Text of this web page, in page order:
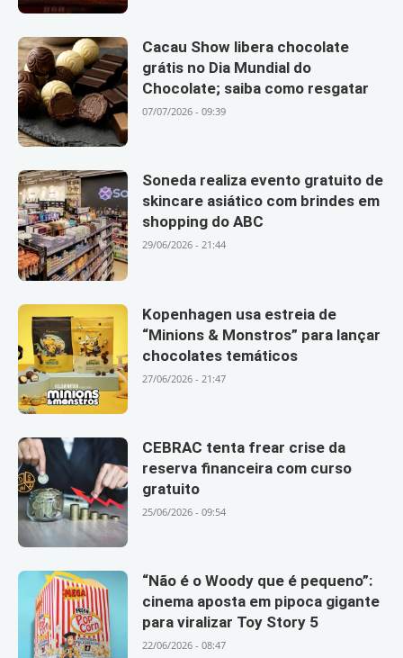
Cacau Show libera chocolate
grátis no Dia Mundial do
Chocolate; saiba como resgatar
07/07/2026 - 09:39
Soneda realiza evento gratuito de
skincare asiático com brindes em
shopping do ABC
29/06/2026 - 21:44
Kopenhagen usa estreia de
“Minions & Monstros” para lançar
chocolates temáticos
27/06/2026 - 21:47
CEBRAC tenta frear crise da
reserva financeira com curso
gratuito
25/06/2026 - 09:54
“Não é o Woody que é pequeno”:
cinema aposta em pipoca gigante
para viralizar Toy Story 5
22/06/2026 - 08:47